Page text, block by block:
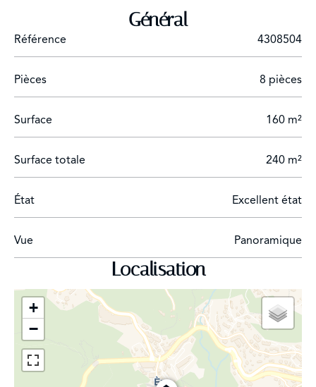
Général
Référence 4308504
Pièces 8 pièces
Surface 160 m²
Surface totale 240 m²
État Excellent état
Vue Panoramique
Localisation
+
−